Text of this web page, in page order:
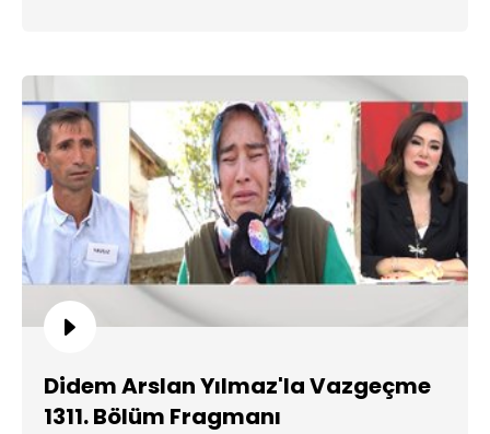
Didem Arslan Yılmaz'la Vazgeçme
1311. Bölüm Fragmanı